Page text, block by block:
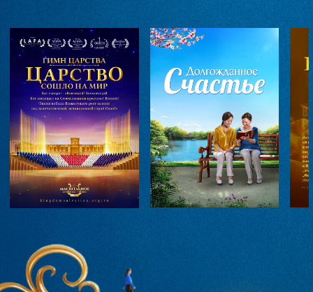
International Film Festival, Venezuela, 2019
Official Selection, Miami Independent Film
Festival, United States, 2019
Official Selection, South Film and Arts
Academy Festival, Chile, 2019